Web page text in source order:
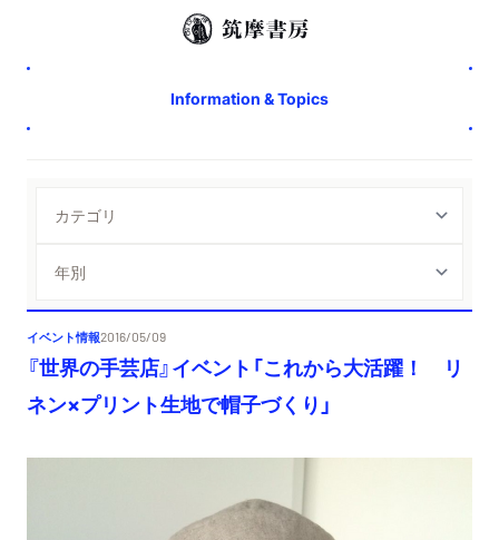
Information & Topics
イベント情報2016/05/09
『世界の手芸店』イベント「これから大活躍！ リ
ネン×プリント生地で帽子づくり」